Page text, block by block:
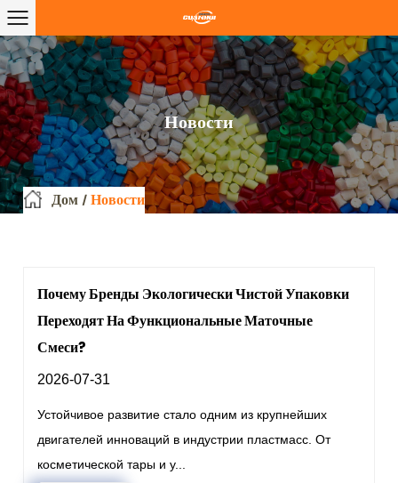
Новости
Дом /Новости
Почему Бренды Экологически Чистой Упаковки
Переходят На Функциональные Маточные
Смеси?
2026-07-31
Устойчивое развитие стало одним из крупнейших
двигателей инноваций в индустрии пластмасс. От
косметической тары и у...